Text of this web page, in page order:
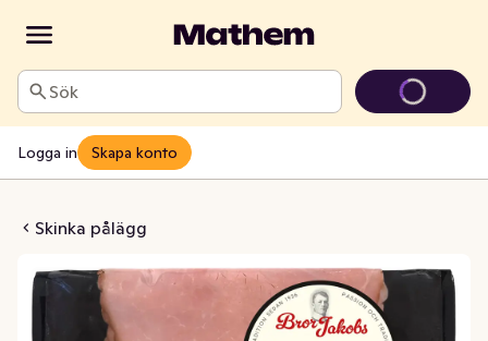
Sök
Logga in Skapa konto
Skinka pålägg